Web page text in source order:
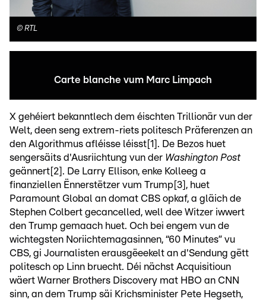
© RTL
Carte blanche vum Marc Limpach
X gehéiert bekanntlech dem éischten Trillionär vun der
Welt, deen seng extrem-riets politesch Präferenzen an
den Algorithmus afléisse léisst[1]. De Bezos huet
sengersäits d'Ausriichtung vun der Washington Post
geännert[2]. De Larry Ellison, enke Kolleeg a
finanziellen Ënnerstëtzer vum Trump[3], huet
Paramount Global an domat CBS opkaf, a gläich de
Stephen Colbert gecancelled, well dee Witzer iwwert
den Trump gemaach huet. Och bei engem vun de
wichtegsten Noriichtemagasinnen, “60 Minutes” vu
CBS, gi Journalisten erausgëeekelt an d'Sendung gëtt
politesch op Linn bruecht. Déi nächst Acquisitioun
wäert Warner Brothers Discovery mat HBO an CNN
sinn, an dem Trump säi Krichsminister Pete Hegseth,